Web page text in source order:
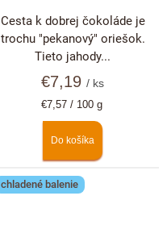
€7,19/ ks
Jednotková
€7,57 / 100 g
Do košíka
Cesta k dobrej čokoláde je
trochu "pekanový" oriešok.
Tieto jahody...
chladené balenie